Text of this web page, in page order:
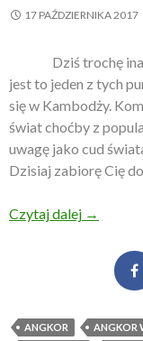
17 PAŹDZIERNIKA 2017
Dziś trochę
jest to jeden z tych
się w Kambodży.
świat choćby z
uwagę jako cud
Dzisiaj zabiorę Cię
Czytaj dalej →
ANGKOR ANGKOR